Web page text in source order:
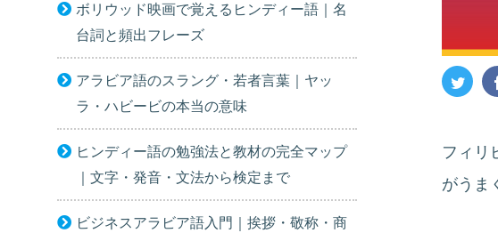
フィリ
がうま
ボリウッド映画で覚えるヒンディー語｜名
台詞と頻出フレーズ
アラビア語のスラング・若者言葉｜ヤッ
ラ・ハビービの本当の意味
ヒンディー語の勉強法と教材の完全マップ
｜文字・発音・文法から検定まで
ビジネスアラビア語入門｜挨拶・敬称・商